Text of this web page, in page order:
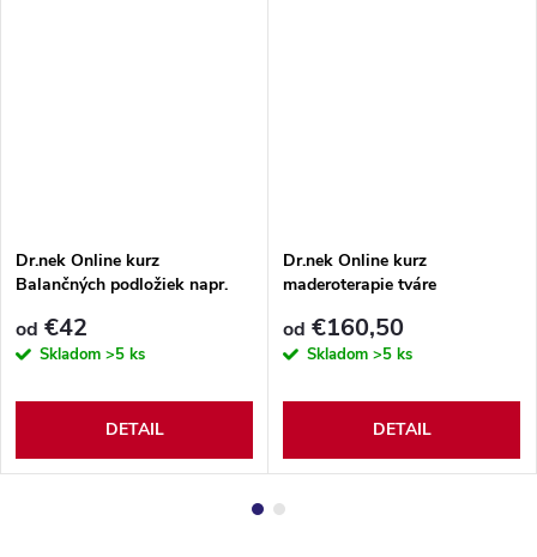
Dr.nek Online kurz
Balančných podložiek napr.
od €42
Skladom >5 ks
DETAIL
Dr.nek Online kurz
maderoterapie tváre
od €160,50
Skladom >5 ks
DETAIL